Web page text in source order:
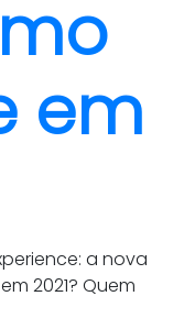
em
a nova
2021? Quem